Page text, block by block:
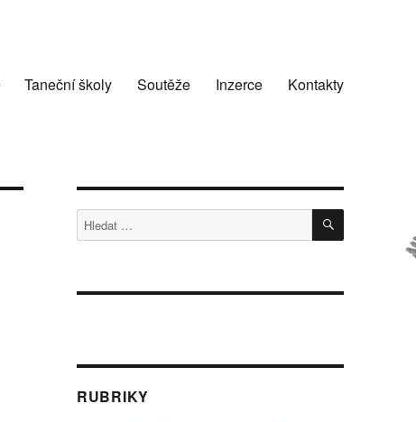
Taneční školy Soutěže Inzerce Kontakty
Hledat: HLEDÁNÍ
RUBRIKY